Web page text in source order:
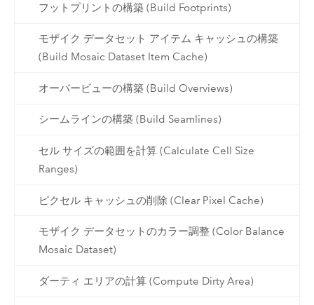
フットプリントの構築 (Build Footprints)
モザイク データセット アイテム キャッシュの構築
(Build Mosaic Dataset Item Cache)
オーバービューの構築 (Build Overviews)
シームラインの構築 (Build Seamlines)
セル サイズの範囲を計算 (Calculate Cell Size
Ranges)
ピクセル キャッシュの削除 (Clear Pixel Cache)
モザイク データセットのカラー調整 (Color Balance
Mosaic Dataset)
ダーティ エリアの計算 (Compute Dirty Area)